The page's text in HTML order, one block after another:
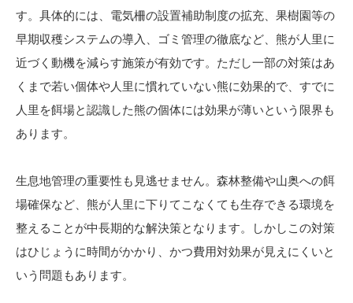
す。具体的には、電気柵の設置補助制度の拡充、果樹園等の
早期収穫システムの導入、ゴミ管理の徹底など、熊が人里に
近づく動機を減らす施策が有効です。ただし一部の対策はあ
くまで若い個体や人里に慣れていない熊に効果的で、すでに
人里を餌場と認識した熊の個体には効果が薄いという限界も
あります。
生息地管理の重要性も見逃せません。森林整備や山奥への餌
場確保など、熊が人里に下りてこなくても生存できる環境を
整えることが中長期的な解決策となります。しかしこの対策
はひじょうに時間がかかり、かつ費用対効果が見えにくいと
いう問題もあります。